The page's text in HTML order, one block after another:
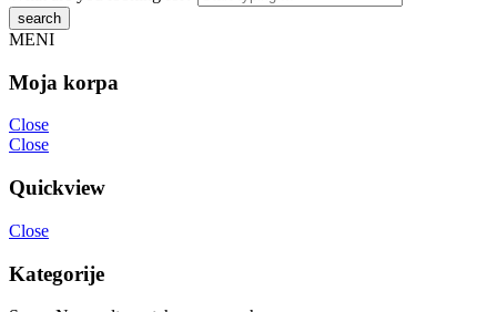
MENI
Moja korpa
Close
Close
Quickview
Close
Kategorije